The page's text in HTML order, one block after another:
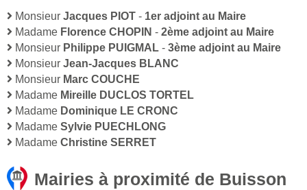
Monsieur Jacques PIOT - 1er adjoint au Maire
Madame Florence CHOPIN - 2ème adjoint au Maire
Monsieur Philippe PUIGMAL - 3ème adjoint au Maire
Monsieur Jean-Jacques BLANC
Monsieur Marc COUCHE
Madame Mireille DUCLOS TORTEL
Madame Dominique LE CRONC
Madame Sylvie PUECHLONG
Madame Christine SERRET
Mairies à proximité de Buisson